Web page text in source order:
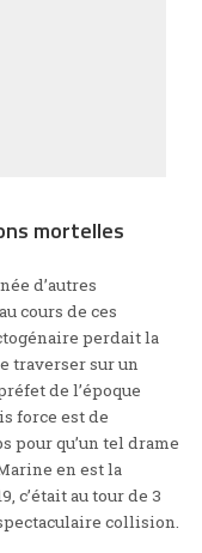
mortelles
d’autres
cours de ces
perdait la
traverser sur un
de l’époque
force est de
pour qu’un tel drame
en est la
c’était au tour de 3
collision.